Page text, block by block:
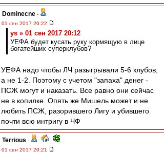
Dominecne -
01 сен 2017 20:22
ys » 01 сен 2017 20:12
УЕФА будет кусать руку кормящую в лице
богатейших суперклубов?
УЕФА надо чтобы ЛЧ разыгрывали 5-6 клубов,
а не 1-2. Поэтому с учетом "запаха" денег -
ПСЖ могут и наказать. Все равно они сейчас
не в копилке. Опять же Мишель может и не
любить ПСЖ, разорившего Лигу и убившего
почти всю интригу в ЧФ
Terrious -
01 сен 2017 20:21